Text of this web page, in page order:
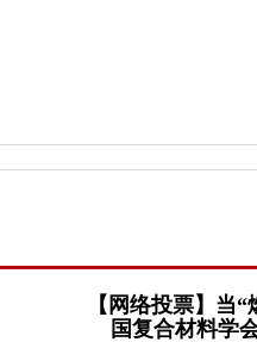
【网络投票】当
国复合材料学